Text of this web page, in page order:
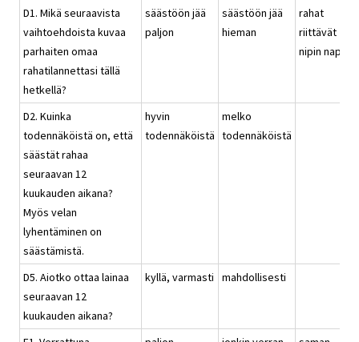
D1. Mikä seuraavista
vaihtoehdoista kuvaa
parhaiten omaa
rahatilannettasi tällä
hetkellä?
säästöön jää
paljon
säästöön jää
hieman
rahat
riittävät
nipin napin
D2. Kuinka
todennäköistä on, että
säästät rahaa
seuraavan 12
kuukauden aikana?
Myös velan
lyhentäminen on
säästämistä.
hyvin
todennäköistä
melko
todennäköistä
D5. Aiotko ottaa lainaa
seuraavan 12
kuukauden aikana?
kyllä, varmasti mahdollisesti